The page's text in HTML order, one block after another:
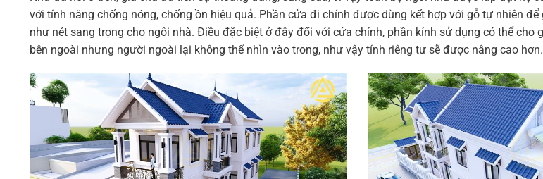
với tính năng chống nóng, chống ồn hiệu quả. Phần cửa đi chính được dùng kết hợp với gỗ tự nhiên
như nét sang trọng cho ngôi nhà. Điều đặc biệt ở đây đối với cửa chính, phần kính sử dụng có thể cho
bên ngoài nhưng người ngoài lại không thể nhìn vào trong, như vậy tính riêng tư sẽ được nâng cao hơn.